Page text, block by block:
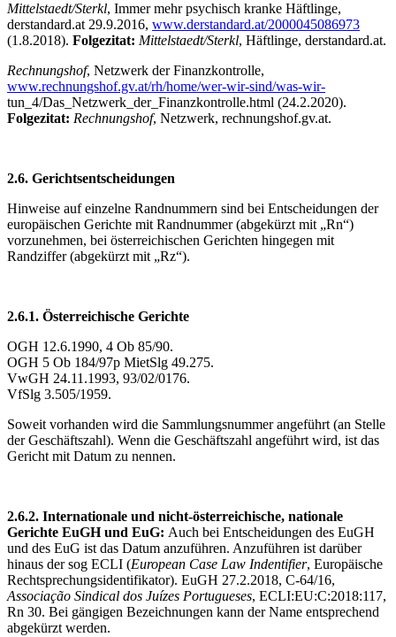
Mittelstaedt/Sterkl, Immer mehr psychisch kranke Häftlinge,
derstandard.at 29.9.2016, www.derstandard.at/2000045086973
(1.8.2018). Folgezitat: Mittelstaedt/Sterkl, Häftlinge, derstandard.at.
Rechnungshof, Netzwerk der Finanzkontrolle,
www.rechnungshof.gv.at/rh/home/wer-wir-sind/was-wir-
tun_4/Das_Netzwerk_der_Finanzkontrolle.html (24.2.2020).
Folgezitat: Rechnungshof, Netzwerk, rechnungshof.gv.at.
2.6. Gerichtsentscheidungen
Hinweise auf einzelne Randnummern sind bei Entscheidungen der
europäischen Gerichte mit Randnummer (abgekürzt mit „Rn“)
vorzunehmen, bei österreichischen Gerichten hingegen mit
Randziffer (abgekürzt mit „Rz“).
2.6.1. Österreichische Gerichte
OGH 12.6.1990, 4 Ob 85/90.
OGH 5 Ob 184/97p MietSlg 49.275.
VwGH 24.11.1993, 93/02/0176.
VfSlg 3.505/1959.
Soweit vorhanden wird die Sammlungsnummer angeführt (an Stelle
der Geschäftszahl). Wenn die Geschäftszahl angeführt wird, ist das
Gericht mit Datum zu nennen.
2.6.2. Internationale und nicht-österreichische, nationale
Gerichte EuGH und EuG: Auch bei Entscheidungen des EuGH
und des EuG ist das Datum anzuführen. Anzuführen ist darüber
hinaus der sog ECLI (European Case Law Indentifier, Europäische
Rechtsprechungsidentifikator). EuGH 27.2.2018, C-64/16,
Associação Sindical dos Juízes Portugueses, ECLI:EU:C:2018:117,
Rn 30. Bei gängigen Bezeichnungen kann der Name entsprechend
abgekürzt werden.